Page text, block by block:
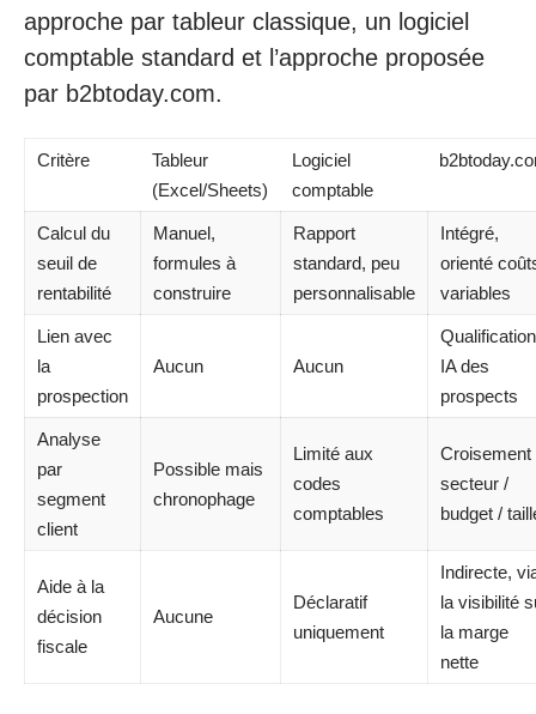
approche par tableur classique, un logiciel
comptable standard et l’approche proposée
par b2btoday.com.
Critère
Tableur
(Excel/Sheets)
Logiciel
comptable
Calcul du
seuil de
rentabilité
Manuel,
formules à
construire
Rapport
standard, peu
personnalisable
Intégré,
orienté
variables
Lien avec
la
prospection
Aucun Aucun
Qualification
IA des
prospects
Analyse
par
segment
client
Possible mais
chronophage
Limité aux
codes
comptables
Croisement
secteur /
budget /
Aide à la
décision
fiscale
Aucune
Déclaratif
uniquement
Indirecte,
la visibilité
la marge
nette